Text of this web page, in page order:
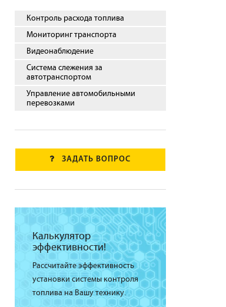
Контроль расхода топлива
Мониторинг транспорта
Видеонаблюдение
Система слежения за
автотранспортом
Управление автомобильными
перевозками
ЗАДАТЬ ВОПРОС
Калькулятор
эффективности!
Рассчитайте эффективность
установки системы контроля
топлива на Вашу технику.